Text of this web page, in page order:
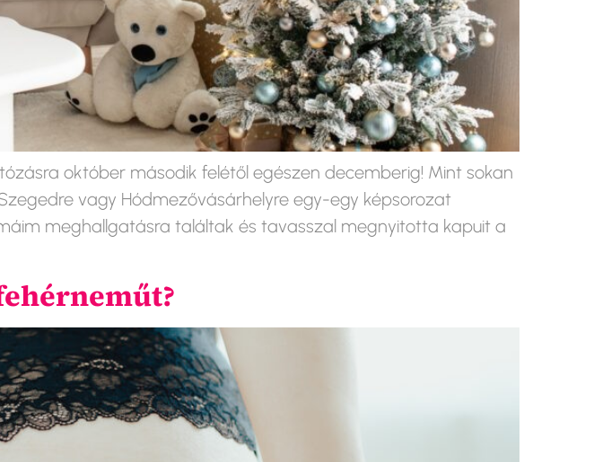
október második felétől egészen decemberig! Mint sokan
vagy Hódmezővásárhelyre egy-egy képsorozat
meghallgatásra találtak és tavasszal megnyitotta kapuit a